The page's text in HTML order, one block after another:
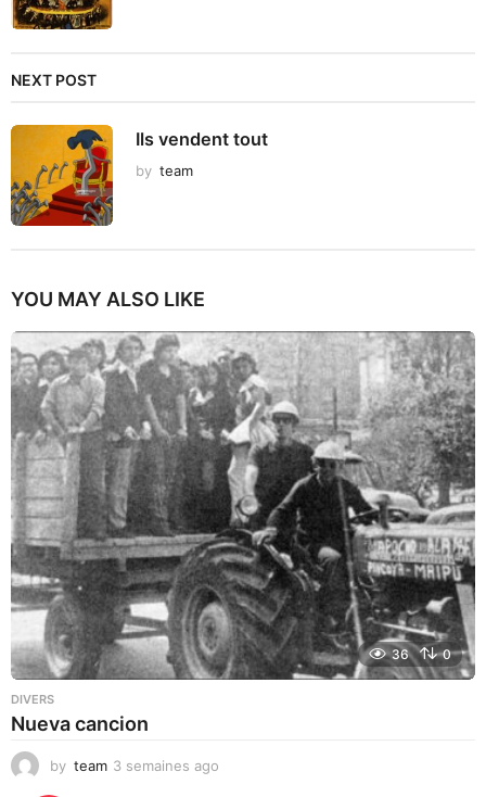
NEXT POST
Ils vendent tout
by team
YOU MAY ALSO LIKE
36 0
DIVERS
Nueva cancion
by team 3 semaines ago